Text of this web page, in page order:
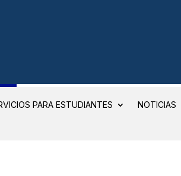
PARA ESTUDIANTES
NOTICIAS